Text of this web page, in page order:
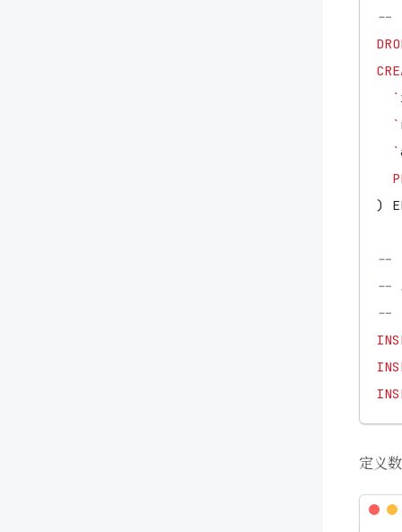
`
`
`
)
定义